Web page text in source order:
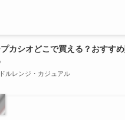
カシオどこで買える？おすすめ
ルレンジ・カジュアル